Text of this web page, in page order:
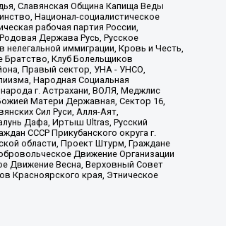
Славянская Община Капища Веды
Национал-социалистическое
рабочая партия России,
Держава Русь, Русское
иммиграции, Кровь и Честь,
Братство, Клуб Болельщиков
Правый сектор, УНА - УНСО,
Народная Социальная
г. Астрахани, ВОЛЯ, Меджлис
Матери Державная, Сектор 16,
Сил Руси, Алля-Аят,
Дафа, Иртыш Ultras, Русский
СССР Прикубанского округа г.
области, Проект Штурм, Граждане
Движение Организации
Движение Весна, Верховный Совет
Красноярского края, Этническое